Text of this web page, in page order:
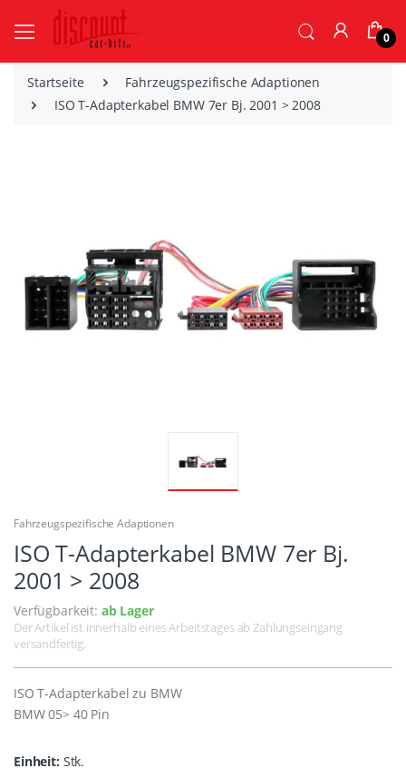
0
Startseite
Fahrzeugspezifische Adaptionen
ISO T-Adapterkabel BMW 7er Bj. 2001 > 2008
Fahrzeugspezifische Adaptionen
ISO T-Adapterkabel BMW 7er Bj.
2001 > 2008
Verfügbarkeit: ab Lager
Der Artikel ist innerhalb eines Arbeitstages ab Zahlungseingang
versandfertig.
ISO T-Adapterkabel zu BMW
BMW 05> 40 Pin
Einheit: Stk.